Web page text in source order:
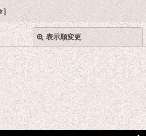
]
表示順変更
絞り込む
閉じる